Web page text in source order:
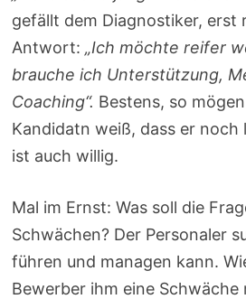
gefällt dem Diagnostiker, erst
Antwort:„Ich möchte reifer
brauche ich Unterstützung,
Coaching“. Bestens, so
Kandidatn weiß, dass er noch
ist auch willig.
Mal im Ernst: Was soll die
Schwächen? Der Personaler
führen und managen kann.
Bewerber ihm eine Schwäche